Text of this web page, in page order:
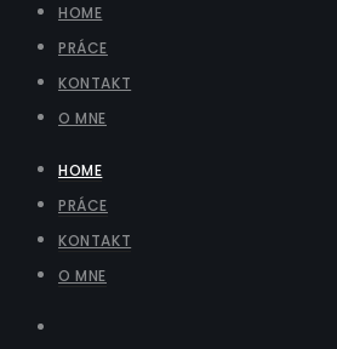
HOME
PRÁCE
KONTAKT
O MNE
HOME
PRÁCE
KONTAKT
O MNE